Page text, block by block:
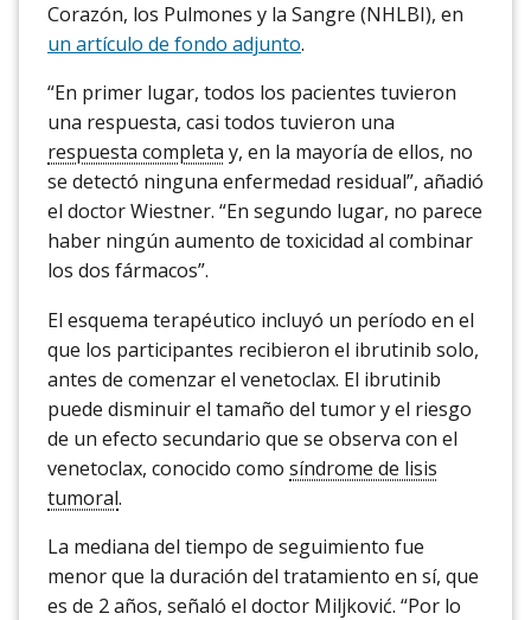
Corazón, los Pulmones y la Sangre (NHLBI), en
un artículo de fondo adjunto.
“En primer lugar, todos los pacientes tuvieron
una respuesta, casi todos tuvieron una
respuesta completa y, en la mayoría de ellos, no
se detectó ninguna enfermedad residual”, añadió
el doctor Wiestner. “En segundo lugar, no parece
haber ningún aumento de toxicidad al combinar
los dos fármacos”.
El esquema terapéutico incluyó un período en el
que los participantes recibieron el ibrutinib solo,
antes de comenzar el venetoclax. El ibrutinib
puede disminuir el tamaño del tumor y el riesgo
de un efecto secundario que se observa con el
venetoclax, conocido como síndrome de lisis
tumoral.
La mediana del tiempo de seguimiento fue
menor que la duración del tratamiento en sí, que
es de 2 años, señaló el doctor Miljković. “Por lo